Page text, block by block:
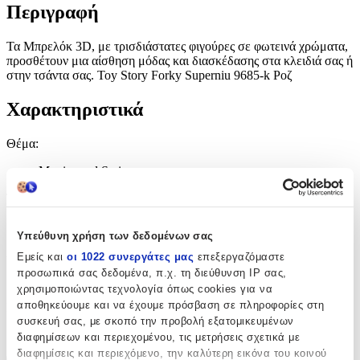
Υπεύθυνη χρήση των δεδομένων σας
Εμείς και οι 1022 συνεργάτες μας επεξεργαζόμαστε
προσωπικά σας δεδομένα, π.χ. τη διεύθυνση IP σας,
χρησιμοποιώντας τεχνολογία όπως cookies για να
αποθηκεύουμε και να έχουμε πρόσβαση σε πληροφορίες στη
συσκευή σας, με σκοπό την προβολή εξατομικευμένων
διαφημίσεων και περιεχομένου, τις μετρήσεις σχετικά με
διαφημίσεις και περιεχόμενο, την καλύτερη εικόνα του κοινού
Περιγραφή
Τα Μπρελόκ 3D, με τρισδιάστατες φιγούρες σε φωτεινά χρώματα,
προσθέτουν μια αίσθηση μόδας και διασκέδασης στα κλειδιά σας ή
στην τσάντα σας. Toy Story Forky Superniu 9685-k Ροζ
Χαρακτηριστικά
Θέμα:
Movies and Series
Τύπος
Χρώμα :
Ροζ
Κατασκευαστής:
OEM